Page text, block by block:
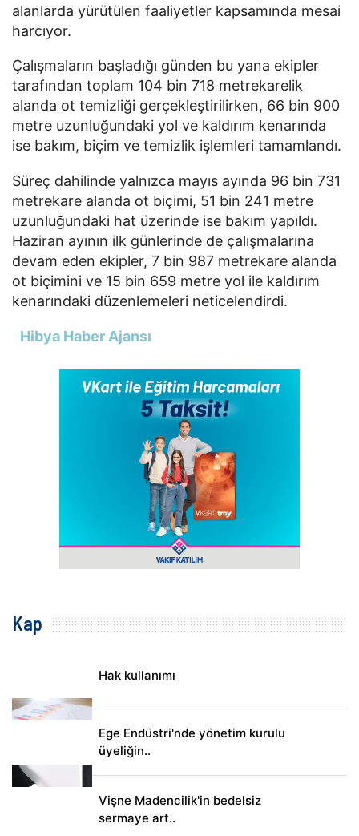
alanlarda yürütülen faaliyetler kapsamında mesai
harcıyor.
Çalışmaların başladığı günden bu yana ekipler
tarafından toplam 104 bin 718 metrekarelik
alanda ot temizliği gerçekleştirilirken, 66 bin 900
metre uzunluğundaki yol ve kaldırım kenarında
ise bakım, biçim ve temizlik işlemleri tamamlandı.
Süreç dahilinde yalnızca mayıs ayında 96 bin 731
metrekare alanda ot biçimi, 51 bin 241 metre
uzunluğundaki hat üzerinde ise bakım yapıldı.
Haziran ayının ilk günlerinde de çalışmalarına
devam eden ekipler, 7 bin 987 metrekare alanda
ot biçimini ve 15 bin 659 metre yol ile kaldırım
kenarındaki düzenlemeleri neticelendirdi.
Hibya Haber Ajansı
Kap
Hak kullanımı
Ege Endüstri'nde yönetim kurulu
üyeliğin..
Vişne Madencilik'in bedelsiz
sermaye art..